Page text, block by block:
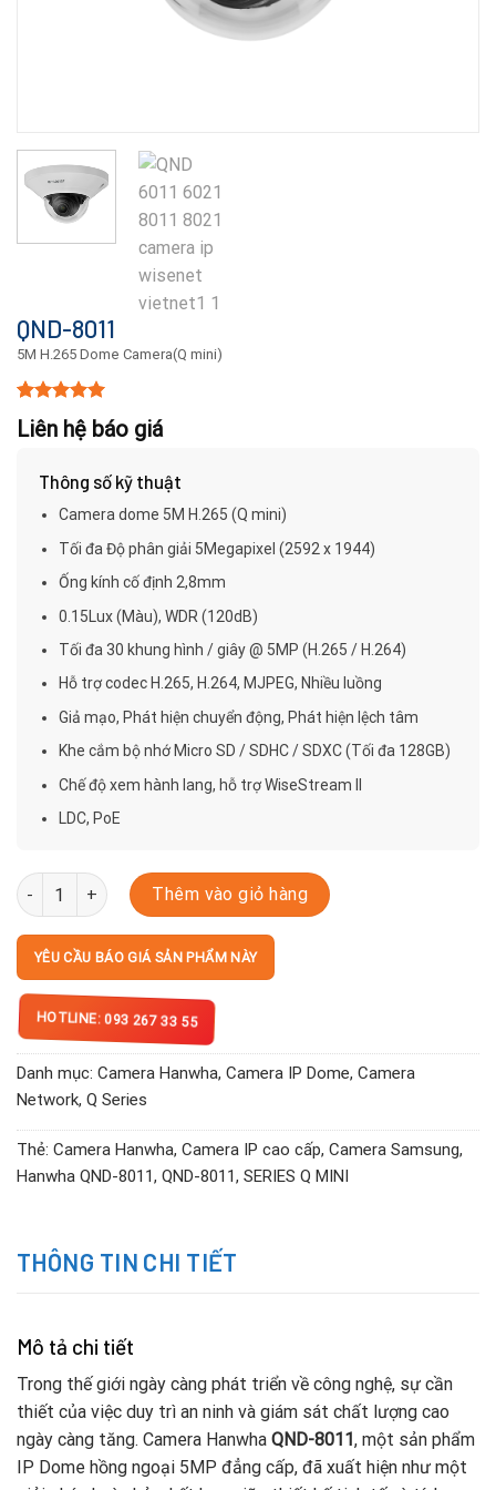
QND-8011
5M H.265 Dome Camera(Q mini)
5.00
trên 5
dựa trên
15
Liên hệ báo giá
Thông số kỹ thuật
Camera dome 5M H.265 (Q mini)
Tối đa Độ phân giải 5Megapixel (2592 x 1944)
Ống kính cố định 2,8mm
0.15Lux (Màu), WDR (120dB)
Tối đa 30 khung hình / giây @ 5MP (H.265 / H.264)
Hỗ trợ codec H.265, H.264, MJPEG, Nhiều luồng
Giả mạo, Phát hiện chuyển động, Phát hiện lệch tâm
Khe cắm bộ nhớ Micro SD / SDHC / SDXC (Tối đa 128GB)
Chế độ xem hành lang, hỗ trợ WiseStream II
LDC, PoE
QND-8011 số lượngThêm vào giỏ hàng
YÊU CẦU BÁO GIÁ SẢN PHẨM NÀY
HOTLINE: 093 267 33 55
Danh mục: Camera Hanwha, Camera IP Dome, Camera
Network, Q Series
Thẻ: Camera Hanwha, Camera IP cao cấp, Camera Samsung,
Hanwha QND-8011, QND-8011, SERIES Q MINI
THÔNG TIN CHI TIẾT
Mô tả chi tiết
Trong thế giới ngày càng phát triển về công nghệ, sự cần
thiết của việc duy trì an ninh và giám sát chất lượng cao
ngày càng tăng. Camera Hanwha QND-8011 , một sản phẩm
IP Dome hồng ngoại 5MP đẳng cấp, đã xuất hiện như một